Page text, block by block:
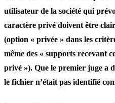
utilisateur de la société qui
caractère privé doivent être
(option « privée » dans les
même des « supports recevant
privé »). Que le premier juge a
le fichier n’était pas identifié